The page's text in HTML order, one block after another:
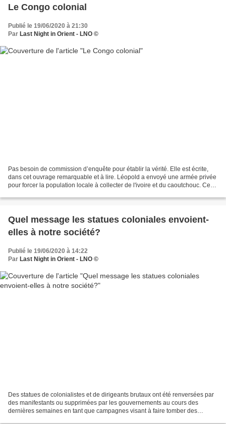
Le Congo colonial
Publié le 19/06/2020 à 21:30
Par Last Night in Orient - LNO ©
Pas besoin de commission d’enquête pour établir la vérité. Elle est écrite,
dans cet ouvrage remarquable et à lire. Léopold a envoyé une armée privée
pour forcer la population locale à collecter de l'ivoire et du caoutchouc. Ceux
Quel message les statues coloniales envoient-
elles à notre société?
Publié le 19/06/2020 à 14:22
Par Last Night in Orient - LNO ©
Des statues de colonialistes et de dirigeants brutaux ont été renversées par
des manifestants ou supprimées par les gouvernements au cours des
dernières semaines en tant que campagnes visant à faire tomber des